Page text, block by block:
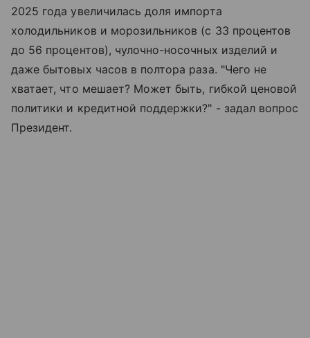
2025 года увеличилась доля импорта
холодильников и морозильников (с 33 процентов
до 56 процентов), чулочно-носочных изделий и
даже бытовых часов в полтора раза. "Чего не
хватает, что мешает? Может быть, гибкой ценовой
политики и кредитной поддержки?" - задал вопрос
Президент.